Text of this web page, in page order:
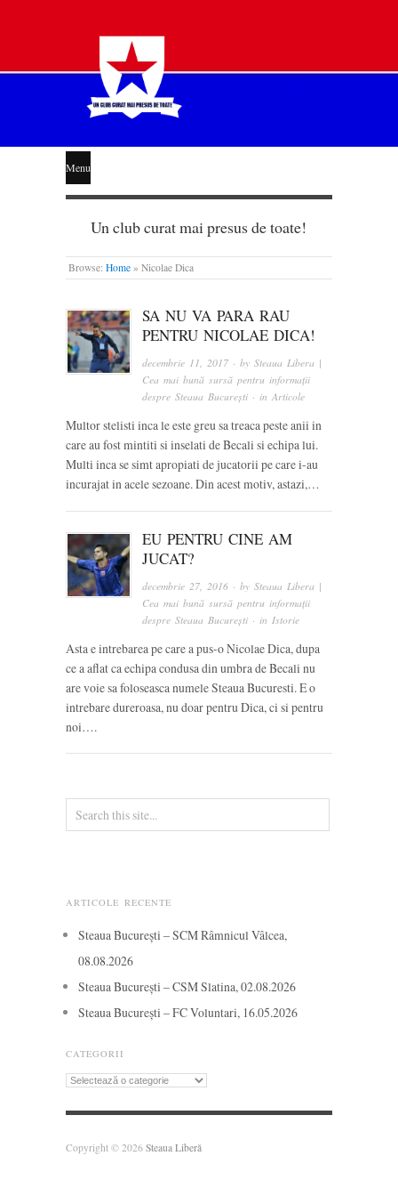
STEAUA
LIBERĂ
Menu
Un club curat mai presus de toate!
Browse: Home » Nicolae Dica
SA NU VA PARA RAU
PENTRU NICOLAE DICA!
decembrie 11, 2017 · bySteaua Libera |
Cea mai bună sursă pentru informații
despre Steaua București · inArticole
Multor stelisti inca le este greu sa treaca peste anii in
care au fost mintiti si inselati de Becali si echipa lui.
Multi inca se simt apropiati de jucatorii pe care i-au
incurajat in acele sezoane. Din acest motiv, astazi,…
EU PENTRU CINE AM
JUCAT?
decembrie 27, 2016 · bySteaua Libera |
Cea mai bună sursă pentru informații
despre Steaua București · in Istorie
Asta e intrebarea pe care a pus-o Nicolae Dica, dupa
ce a aflat ca echipa condusa din umbra de Becali nu
are voie sa foloseasca numele Steaua Bucuresti. E o
intrebare dureroasa, nu doar pentru Dica, ci si pentru
noi….
ARTICOLE RECENTE
Steaua București – SCM Râmnicul Vâlcea,
08.08.2026
Steaua București – CSM Slatina, 02.08.2026
Steaua București – FC Voluntari, 16.05.2026
CATEGORII
Categorii
Copyright © 2026 Steaua Liberă